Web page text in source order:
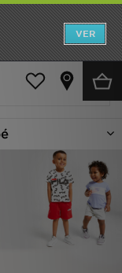
VER
(Tamanhos 16-27)
Actualizar a pesquisa